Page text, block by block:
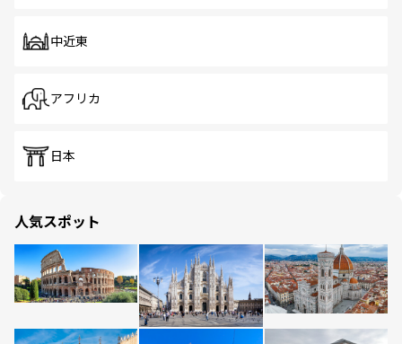
中近東
アフリカ
日本
人気スポット